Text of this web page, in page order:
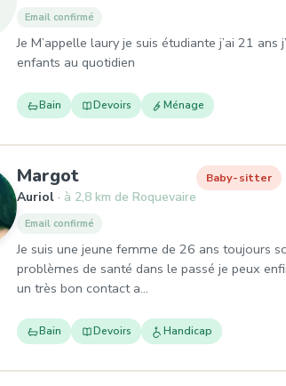
Email confirmé
Je M’appelle laury je suis étudiante j’ai 21
enfants au quotidien
Bain Devoirs Ménage
Margot, Baby-sitter à Auriol
Auriol à 2,8 km de Roquevaire
Baby-sitter
Email confirmé
Je suis une jeune femme de 26 ans toujours
problèmes de santé dans le passé je peux
un très bon contact a…
Bain Devoirs Handicap